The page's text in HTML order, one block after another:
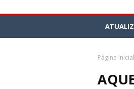
Página inicial